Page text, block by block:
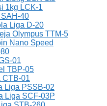
1kg LCK-1
40
Liga D-20
Olympus TTM-5
Nano Speed
01
TBP-05
CTB-01
Liga PSSB-02
Liga SCF-03P